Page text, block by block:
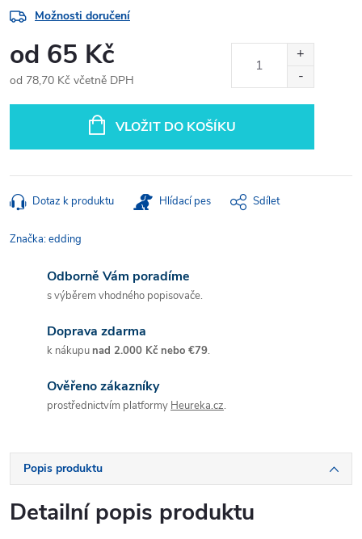
Možnosti doručení
od 65 Kč
od 78,70 Kč včetně DPH
VLOŽIT DO KOŠÍKU
Dotaz k produktu Hlídací pes Sdílet
Značka:edding
Odborně Vám poradíme
s výběrem vhodného popisovače.
Doprava zdarma
k nákupunad 2.000 Kč nebo €79.
Ověřeno zákazníky
prostřednictvím platformy Heureka.cz.
Popis produktu
Detailní popis produktu